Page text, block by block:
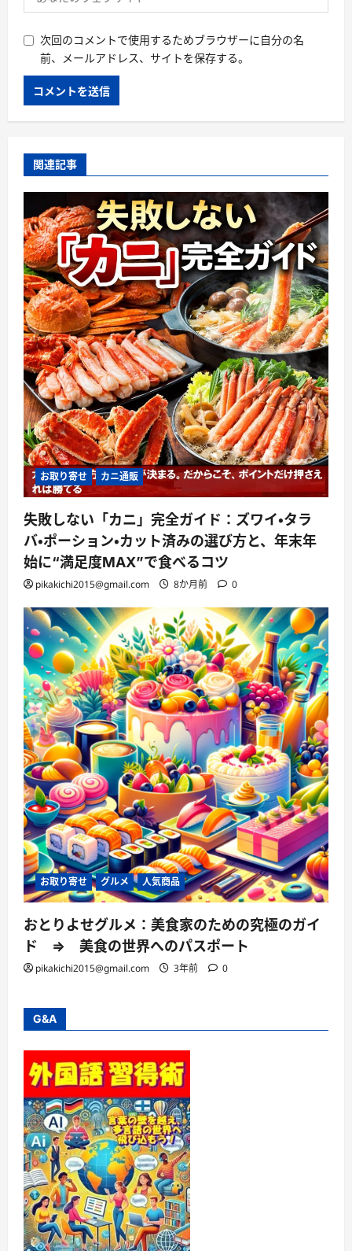
次回のコメントで使用するためブラウザーに自分の名
前、メールアドレス、サイトを保存する。
関連記事
お取り寄せ カニ通販
失敗しない「カニ」完全ガイド：ズワイ・タラ
バ・ポーション・カット済みの選び方と、年末年
始に“満足度MAX”で食べるコツ
pikakichi2015@gmail.com 8か月前 0
お取り寄せ グルメ 人気商品
おとりよせグルメ：美食家のための究極のガイ
ド ⇒ 美食の世界へのパスポート
pikakichi2015@gmail.com 3年前 0
G&A